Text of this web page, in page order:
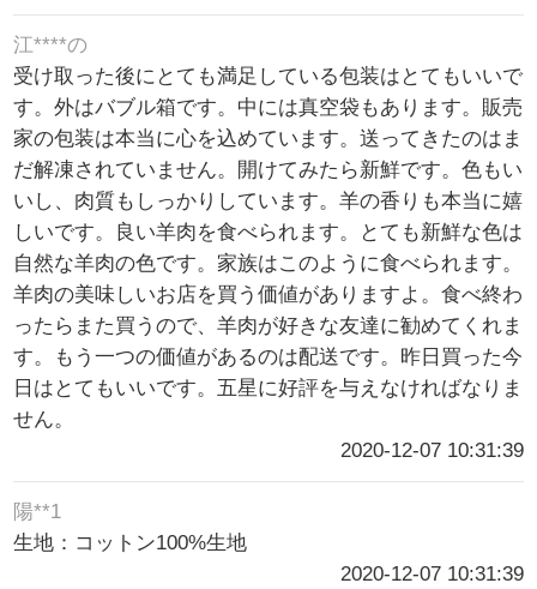
江****の
受け取った後にとても満足している包装はとてもいいで
す。外はバブル箱です。中には真空袋もあります。販売
家の包装は本当に心を込めています。送ってきたのはま
だ解凍されていません。開けてみたら新鮮です。色もい
いし、肉質もしっかりしています。羊の香りも本当に嬉
しいです。良い羊肉を食べられます。とても新鮮な色は
自然な羊肉の色です。家族はこのように食べられます。
羊肉の美味しいお店を買う価値がありますよ。食べ終わ
ったらまた買うので、羊肉が好きな友達に勧めてくれま
す。もう一つの価値があるのは配送です。昨日買った今
日はとてもいいです。五星に好評を与えなければなりま
せん。
2020-12-07 10:31:39
陽**1
生地：コットン100%生地
2020-12-07 10:31:39